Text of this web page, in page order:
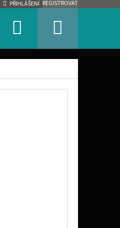
PŘIHLÁŠENÍ REGISTROVAT
Hledat